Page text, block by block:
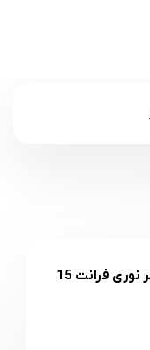
کابل HDMI v2.0 فیبر نوری فرانت 15